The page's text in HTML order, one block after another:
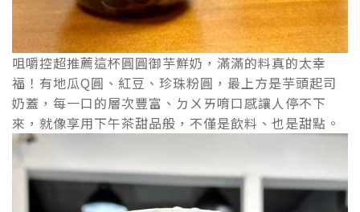
咀嚼控超推薦這杯圓圓御芋鮮奶，滿滿的料真的太幸
福！有地瓜Q圓、紅豆、珍珠粉圓，最上方是芋頭起司
奶蓋，每一口的層次豐富、ㄉㄨㄞ唷口感讓人停不下
來，就像享用下午茶甜品般，不僅是飲料、也是甜點。